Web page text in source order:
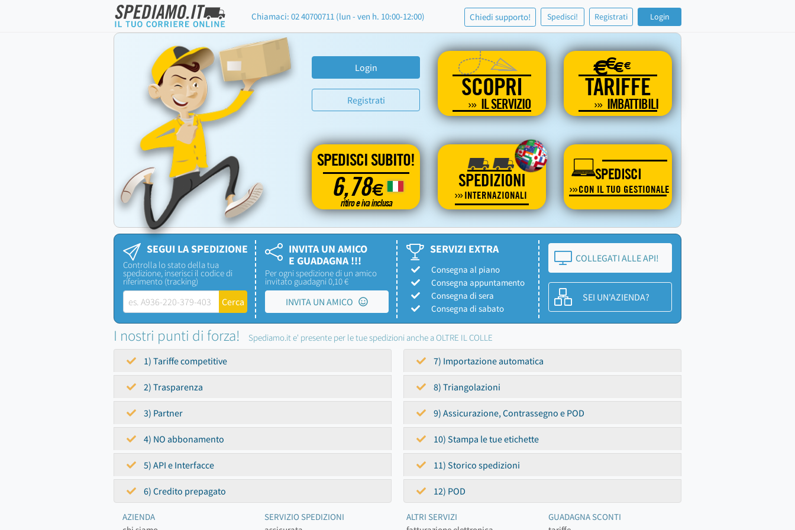
Chiamaci: 02 40700711 (lun - ven h. 10:00-12:00) Chiedi supporto! Spedisci! Registrati Login
Login
Registrati SCOPRI
IL SERVIZIO
€€€€
TARIFFE
IMBATTIBILI
SPEDISCI SUBITO!
6,78€
ritiro e iva inclusa
SPEDIZIONI
INTERNAZIONALI
SPEDISCI
CON IL TUO GESTIONALE
SEGUI LA SPEDIZIONE
Controlla lo stato della tua
spedizione, inserisci il codice di
riferimento (tracking)
INVITA UN AMICO
E GUADAGNA !!!
Per ogni spedizione di un amico
invitato guadagni 0,10 €
INVITA UN AMICO
SERVIZI EXTRA
Consegna al piano
Consegna appuntamento
Consegna di sera
Consegna di sabato
COLLEGATI ALLE API!
SEI UN'AZIENDA?
I nostri punti di forza! Spediamo.it e' presente per le tue spedizioni anche a OLTRE IL COLLE
1) Tariffe competitive
2) Trasparenza
3) Partner
4) NO abbonamento
5) API e Interfacce
6) Credito prepagato
7) Importazione automatica
8) Triangolazioni
9) Assicurazione, Contrassegno e POD
10) Stampa le tue etichette
11) Storico spedizioni
12) POD
AZIENDA
SERVIZIO SPEDIZIONI
ALTRI SERVIZI
GUADAGNA SCONTI